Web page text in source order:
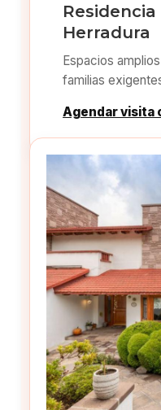
Herradura
Espacios
familias
Agendar visita